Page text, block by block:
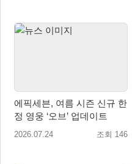
에픽세븐, 여름 시즌 신규 한
정 영웅 ‘오브’ 업데이트
2026.07.24 조회 146